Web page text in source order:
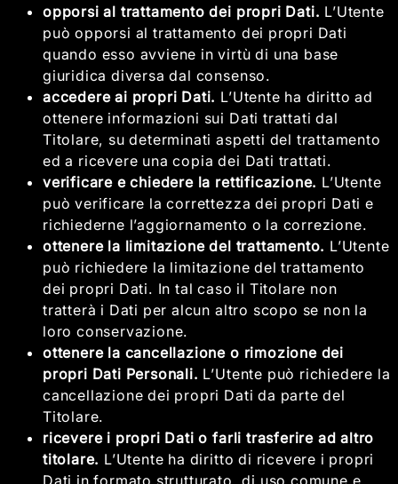
opporsi al trattamento dei propri Dati. L’Utente
può opporsi al trattamento dei propri Dati
quando esso avviene in virtù di una base
giuridica diversa dal consenso.
accedere ai propri Dati. L’Utente ha diritto ad
ottenere informazioni sui Dati trattati dal
Titolare, su determinati aspetti del trattamento
ed a ricevere una copia dei Dati trattati.
verificare e chiedere la rettificazione. L’Utente
può verificare la correttezza dei propri Dati e
richiederne l’aggiornamento o la correzione.
ottenere la limitazione del trattamento. L’Utente
può richiedere la limitazione del trattamento
dei propri Dati. In tal caso il Titolare non
tratterà i Dati per alcun altro scopo se non la
loro conservazione.
ottenere la cancellazione o rimozione dei
propri Dati Personali. L’Utente può richiedere la
cancellazione dei propri Dati da parte del
Titolare.
ricevere i propri Dati o farli trasferire ad altro
titolare. L’Utente ha diritto di ricevere i propri
Dati in formato strutturato, di uso comune e